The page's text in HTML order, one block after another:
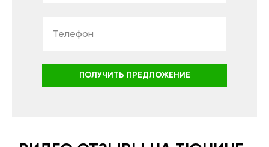
ПОЛУЧИТЬ ПРЕДЛОЖЕНИЕ